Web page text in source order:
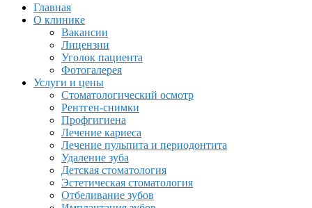
Главная
О клинике
Вакансии
Лицензии
Уголок пациента
Фотогалерея
Услуги и цены
Стоматологический осмотр
Рентген-снимки
Профгигиена
Лечение кариеса
Лечение пульпита и периодонтита
Удаление зуба
Детская стоматология
Эстетическая стоматология
Отбеливание зубов